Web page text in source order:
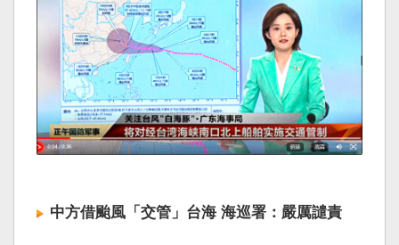
中方借颱風「交管」台海 海巡署：嚴厲譴責